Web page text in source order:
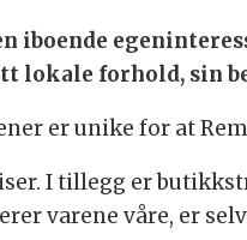
iboende
lokale forhold, sin
er unike for at
I tillegg er
varene våre, er